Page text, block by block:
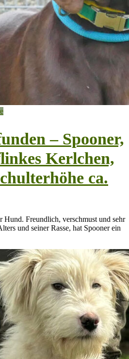
– Spooner,
Kerlchen,
ca.
Hund. Freundlich, verschmust und sehr
und seiner Rasse, hat Spooner ein